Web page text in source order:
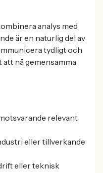
analys med
är en naturlig del av
tydligt och
nå gemensamma
relevant
eller tillverkande
eller teknisk